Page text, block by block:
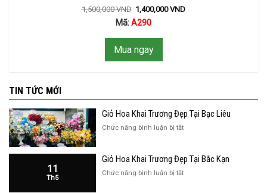
1,500,000VND 1,400,000VND
Mã:A290
Mua ngay
TIN TỨC MỚI
Giỏ Hoa Khai Trương Đẹp Tại Bạc Liêu
Chức năng bình luận bị tắtở
Khai
Đẹp
11
Th5
Giỏ Hoa Khai Trương Đẹp Tại Bắc Kạn
Chức năng bình luận bị tắtở